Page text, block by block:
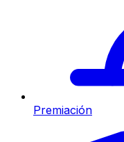
Premiación